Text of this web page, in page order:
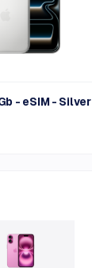
- eSIM - Silver